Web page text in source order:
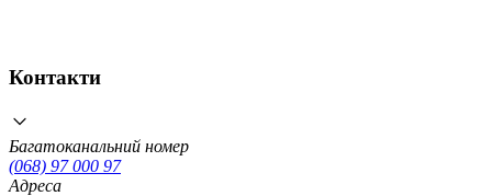
Контакти
Багатоканальний номер
(068) 97 000 97
Адреса